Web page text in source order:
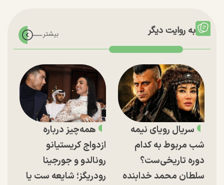
به روایت دیگر
سریال رویای نیمه
شب مربوط به کدام
دوره تاریخی‌ست؟
سلطان محمد خدابنده
همه‌چیز درباره
ازدواج کریستیانو
رونالدو و جورجینا
رودریگز؛ شایعه ست یا